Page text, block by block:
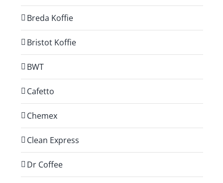
Breda Koffie
Bristot Koffie
BWT
Cafetto
Chemex
Clean Express
Dr Coffee